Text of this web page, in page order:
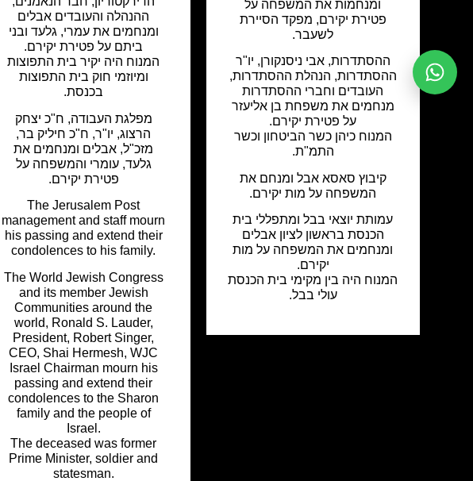
ומנחמות את המשפחה על
פטירת יקירם, מפקד הסיירת
לשעבר.
ההסתדרות, אבי ניסנקורן, יו"ר
ההסתדרות, הנהלת ההסתדרות,
העובדים וחברי ההסתדרות
מנחמים את משפחת בן אליעזר
על פטירת יקירם.
המנוח כיהן כשר הביטחון וכשר
התמ"ת.
קיבוץ סאסא אבל ומנחם את
המשפחה על מות יקירם.
עמותת יוצאי בבל ומתפללי בית
הכנסת בראשון לציון אבלים
ומנחמים את המשפחה על מות
יקירם.
המנוח היה בין מקימי בית הכנסת
עולי בבל.
ההנהלה והעובדים אבלים
ומנחמים את עמרי, גלעד ובני
ביתם על פטירת יקירם.
המנוח היה יקיר בית התפוצות
ומיוזמי חוק בית התפוצות
בכנסת.
מפלגת העבודה, ח"כ יצחק
הרצוג, יו"ר, ח"כ חיליק בר,
מזכ"ל, אבלים ומנחמים את
גלעד, עומרי והמשפחה על
פטירת יקירם.
The Jerusalem Post
management and staff mourn
his passing and extend their
condolences to his family.
The World Jewish Congress
and its member Jewish
Communities around the
world, Ronald S. Lauder,
President, Robert Singer,
CEO, Shai Hermesh, WJC
Israel Chairman mourn his
passing and extend their
condolences to the Sharon
family and the people of
Israel.
The deceased was former
Prime Minister, soldier and
statesman.